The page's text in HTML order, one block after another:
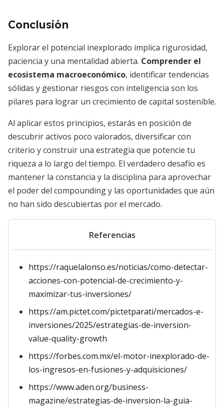
Conclusión
Explorar el potencial inexplorado implica rigurosidad,
paciencia y una mentalidad abierta. Comprender el
ecosistema macroeconómico, identificar tendencias
sólidas y gestionar riesgos con inteligencia son los
pilares para lograr un crecimiento de capital sostenible.
Al aplicar estos principios, estarás en posición de
descubrir activos poco valorados, diversificar con
criterio y construir una estrategia que potencie tu
riqueza a lo largo del tiempo. El verdadero desafío es
mantener la constancia y la disciplina para aprovechar
el poder del compounding y las oportunidades que aún
no han sido descubiertas por el mercado.
Referencias
https://raquelalonso.es/noticias/como-detectar-
acciones-con-potencial-de-crecimiento-y-
maximizar-tus-inversiones/
https://am.pictet.com/pictetparati/mercados-e-
inversiones/2025/estrategias-de-inversion-
value-quality-growth
https://forbes.com.mx/el-motor-inexplorado-de-
los-ingresos-en-fusiones-y-adquisiciones/
https://www.aden.org/business-
magazine/estrategias-de-inversion-la-guia-